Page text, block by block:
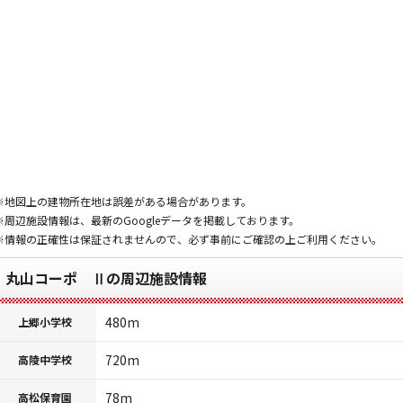
図上の建物所在地は誤差がある場合があります。
辺施設情報は、最新のGoogleデータを掲載しております。
報の正確性は保証されませんので、必ず事前にご確認の上ご利用ください。
丸山コーポ Ⅱの周辺施設情報
上郷小学校 480m
高陵中学校 720m
高松保育園 78m